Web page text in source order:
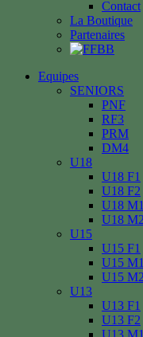
Contact
La Boutique
Partenaires
Equipes
SENIORS
PNF
RF3
PRM
DM4
U18
U18 F1
U18 F2
U18 M1
U18 M2
U15
U15 F1
U15 M1
U15 M2
U13
U13 F1
U13 F2
U13 M1